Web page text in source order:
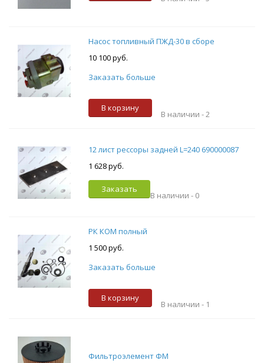
Насос топливный ПЖД-30 в сборе
10 100 руб.
Заказать больше
В корзину
В наличии -2
12 лист рессоры задней L=240 690000087
1 628 руб.
Заказать
В наличии - 0
РК КОМ полный
1 500 руб.
Заказать больше
В корзину
В наличии - 1
Фильтроэлемент ФМ